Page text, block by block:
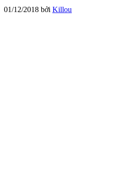
01/12/2018 bởi Killou